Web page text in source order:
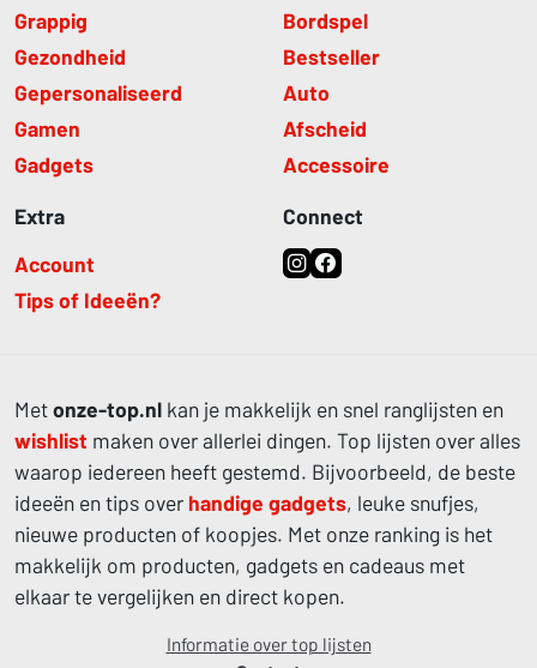
Grappig
Gezondheid
Gepersonaliseerd
Gamen
Gadgets
Bordspel
Bestseller
Auto
Afscheid
Accessoire
Extra
Account
Tips of Ideeën?
Connect
Metonze-top.nl kan je makkelijk en snel ranglijsten en
wishlist maken over allerlei dingen. Top lijsten over alles
waarop iedereen heeft gestemd. Bijvoorbeeld, de beste
ideeën en tips over handige gadgets, leuke snufjes,
nieuwe producten of koopjes. Met onze ranking is het
makkelijk om producten, gadgets en cadeaus met
elkaar te vergelijken en direct kopen.
Informatie over top lijsten